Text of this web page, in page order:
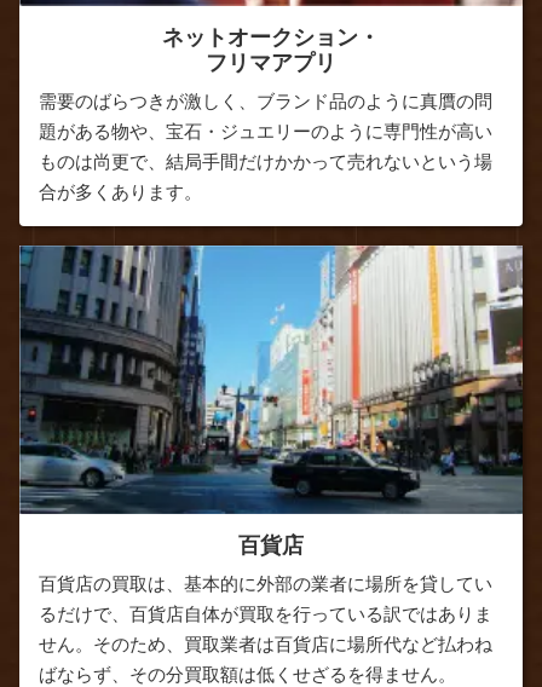
ネットオークション・
フリマアプリ
需要のばらつきが激しく、ブランド品のように真贋の問
題がある物や、宝石・ジュエリーのように専門性が高い
ものは尚更で、結局手間だけかかって売れないという場
合が多くあります。
百貨店
百貨店の買取は、基本的に外部の業者に場所を貸してい
るだけで、百貨店自体が買取を行っている訳ではありま
せん。そのため、買取業者は百貨店に場所代など払わね
ばならず、その分買取額は低くせざるを得ません。